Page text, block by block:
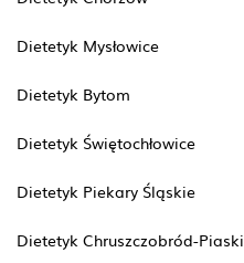
Dietetyk Mysłowice
Dietetyk Bytom
Dietetyk Świętochłowice
Dietetyk Piekary Śląskie
Dietetyk Chruszczobród-Piaski